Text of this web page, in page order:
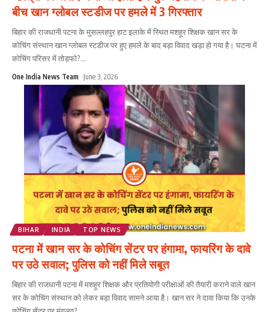
बीच खान ग्लोबल स्टडीज पर हमले में 3 गिरफ्तार
बिहार की राजधानी पटना के मुसल्लहपुर हाट इलाके में स्थित मशहूर शिक्षक खान सर के
कोचिंग संस्थान खान ग्लोबल स्टडीज पर हुए हमले के बाद बड़ा विवाद खड़ा हो गया है। घटना में
कोचिंग परिसर में तोड़फो?...
One India News Team June 3, 2026
BIHAR INDIA TOP NEWS
पटना में खान सर के कोचिंग सेंटर पर हंगामा, फायरिंग के दावे
पर उठे सवाल; पुलिस को नहीं मिले सबूत
बिहार की राजधानी पटना में मशहूर शिक्षक और प्रतियोगी परीक्षाओं की तैयारी कराने वाले खान
सर के कोचिंग संस्थान को लेकर बड़ा विवाद सामने आया है। खान सर ने दावा किया कि उनके